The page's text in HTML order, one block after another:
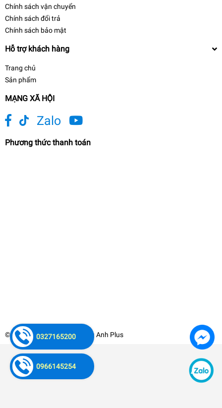
Chính sách vận chuyển
Chính sách đổi trả
Chính sách bảo mật
Hỗ trợ khách hàng
Trang chủ
Sản phẩm
MẠNG XÃ HỘI
Zalo
Phương thức thanh toán
© Bản quyền thuộc vềHoàng Anh Plus
0966145254
0327165200